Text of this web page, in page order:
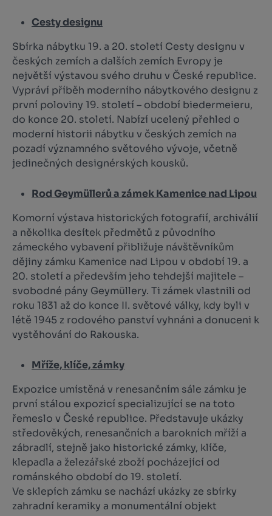
Cesty designu
Sbírka nábytku 19. a 20. století Cesty designu v
českých zemích a dalších zemích Evropy je
největší výstavou svého druhu v České republice.
Vypráví příběh moderního nábytkového designu z
první poloviny 19. století – období biedermeieru,
do konce 20. století. Nabízí ucelený přehled o
moderní historii nábytku v českých zemích na
pozadí významného světového vývoje, včetně
jedinečných designérských kousků.
Rod Geymüllerů a zámek Kamenice nad Lipou
Komorní výstava historických fotografií, archiválií
a několika desítek předmětů z původního
zámeckého vybavení přibližuje návštěvníkům
dějiny zámku Kamenice nad Lipou v období 19. a
20. století a především jeho tehdejší majitele –
svobodné pány Geymüllery. Ti zámek vlastnili od
roku 1831 až do konce II. světové války, kdy byli v
létě 1945 z rodového panství vyhnáni a donuceni k
vystěhování do Rakouska.
Mříže, klíče, zámky
Expozice umístěná v renesančním sále zámku je
první stálou expozicí specializující se na toto
řemeslo v České republice. Představuje ukázky
středověkých, renesančních a barokních mříží a
zábradlí, stejně jako historické zámky, klíče,
klepadla a železářské zboží pocházející od
románského období do 19. století.
Ve sklepích zámku se nachází ukázky ze sbírky
zahradní keramiky a monumentální objekt